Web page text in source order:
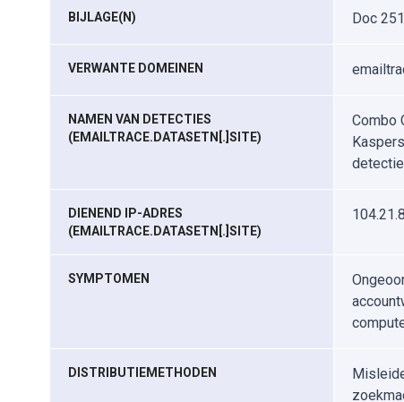
BIJLAGE(N) Doc
VERWANTE DOMEINEN
NAMEN VAN DETECTIES
(EMAILTRACE.DATASETN[.]SITE)
Combo
DIENEND IP-ADRES
(EMAILTRACE.DATASETN[.]SITE)
SYMPTOMEN
DISTRIBUTIEMETHODEN